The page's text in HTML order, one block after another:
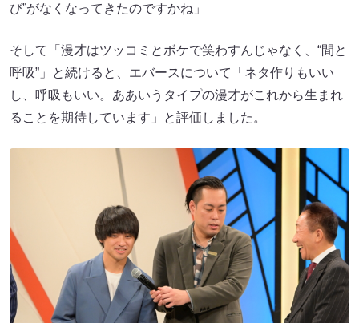
び”がなくなってきたのですかね」
そして「漫才はツッコミとボケで笑わすんじゃなく、“間と
呼吸”」と続けると、エバースについて「ネタ作りもいい
し、呼吸もいい。ああいうタイプの漫才がこれから生まれ
ることを期待しています」と評価しました。